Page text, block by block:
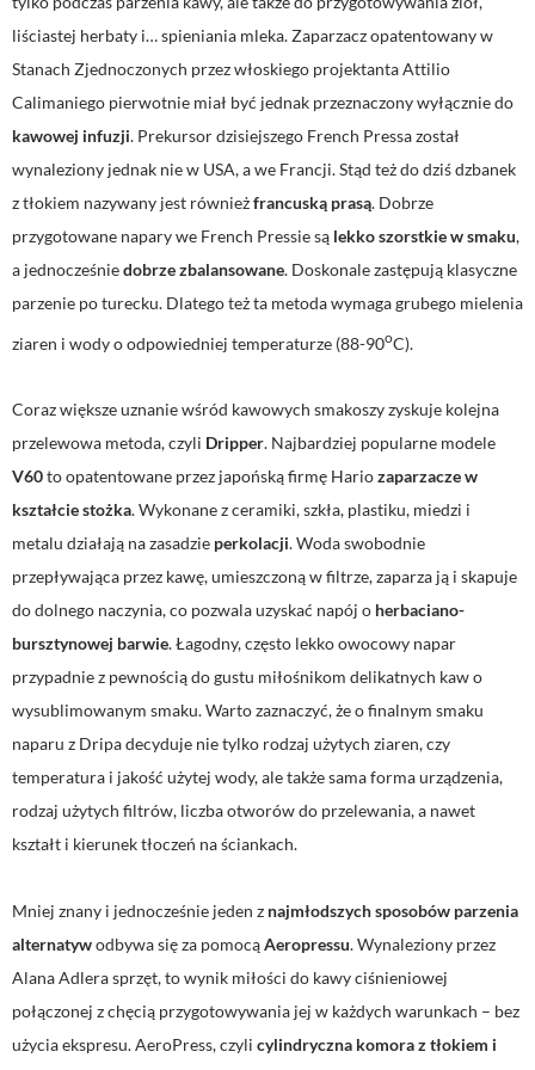
liściastej herbaty i… spieniania mleka. Zaparzacz opatentowany w
Stanach Zjednoczonych przez włoskiego projektanta Attilio
Calimaniego pierwotnie miał być jednak przeznaczony wyłącznie do
kawowej infuzji. Prekursor dzisiejszego French Pressa został
wynaleziony jednak nie w USA, a we Francji. Stąd też do dziś dzbanek
z tłokiem nazywany jest równieżfrancuską prasą. Dobrze
przygotowane napary we French Pressie są lekko szorstkie w smaku,
a jednocześniedobrze zbalansowane. Doskonale zastępują klasyczne
parzenie po turecku. Dlatego też ta metoda wymaga grubego mielenia
ziaren i wody o odpowiedniej temperaturze (88-90oC).
Coraz większe uznanie wśród kawowych smakoszy zyskuje kolejna
przelewowa metoda, czyli Dripper. Najbardziej popularne modele
V60to opatentowane przez japońską firmę Hariozaparzacze w
kształcie stożka. Wykonane z ceramiki, szkła, plastiku, miedzi i
metalu działają na zasadzie perkolacji. Woda swobodnie
przepływająca przez kawę, umieszczoną w filtrze, zaparza ją i skapuje
do dolnego naczynia, co pozwala uzyskać napój o herbaciano-
bursztynowej barwie. Łagodny, często lekko owocowy napar
przypadnie z pewnością do gustu miłośnikom delikatnych kaw o
wysublimowanym smaku. Warto zaznaczyć, że o finalnym smaku
naparu z Dripa decyduje nie tylko rodzaj użytych ziaren, czy
temperatura i jakość użytej wody, ale także sama forma urządzenia,
rodzaj użytych filtrów, liczba otworów do przelewania, a nawet
kształt i kierunek tłoczeń na ściankach.
Mniej znany i jednocześnie jeden z najmłodszych sposobów parzenia
alternatywodbywa się za pomocąAeropressu. Wynaleziony przez
Alana Adlera sprzęt, to wynik miłości do kawy ciśnieniowej
połączonej z chęcią przygotowywania jej w każdych warunkach – bez
użycia ekspresu. AeroPress, czyli cylindryczna komora z tłokiem i